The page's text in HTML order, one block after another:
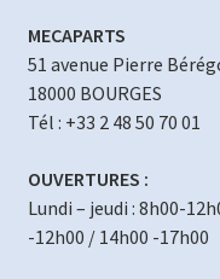
MECAPARTS
51 avenue Pierre
18000 BOURGES
Tél : +33 2 48 50 70 01
OUVERTURES :
Lundi – jeudi : 8h00-
-12h00 / 14h00 -17h00